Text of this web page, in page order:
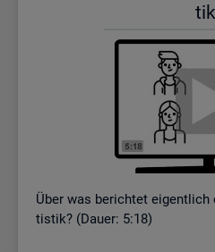
tik
Über was be­rich­tet
tis­tik? (Dauer: 5:18)